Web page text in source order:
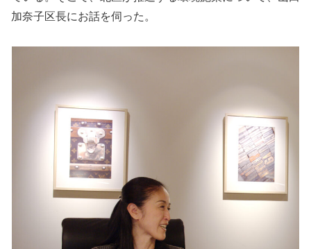
加奈子区長にお話を伺った。